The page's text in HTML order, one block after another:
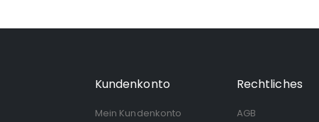
Kundenkonto
Mein Kundenkonto
Rechtliches
AGB